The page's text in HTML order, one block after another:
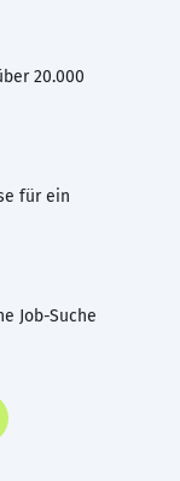
20.000
für ein
Job-Suche